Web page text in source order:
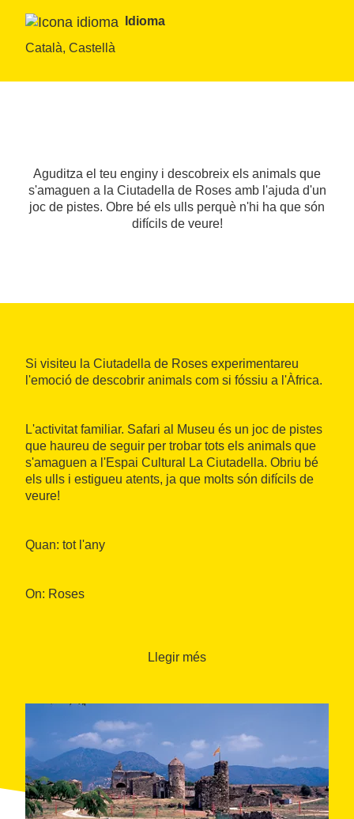
Idioma
Català, Castellà
Aguditza el teu enginy i descobreix els animals que
s'amaguen a la Ciutadella de Roses amb l'ajuda d'un
joc de pistes. Obre bé els ulls perquè n'hi ha que són
difícils de veure!
Si visiteu la Ciutadella de Roses experimentareu
l'emoció de descobrir animals com si fóssiu a l'Àfrica.
L'activitat familiar. Safari al Museu és un joc de pistes
que haureu de seguir per trobar tots els animals que
s'amaguen a l'Espai Cultural La Ciutadella. Obriu bé
els ulls i estigueu atents, ja que molts són difícils de
veure!
Quan: tot l'any
On: Roses
Llegir més